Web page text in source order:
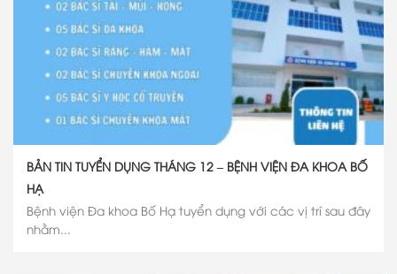
BẢN TIN TUYỂN DỤNG THÁNG 12 – BỆNH VIỆN ĐA KHOA BỐ
HẠ
Bệnh viện Đa khoa Bố Hạ tuyển dụng với các vị trí sau đây
nhằm...